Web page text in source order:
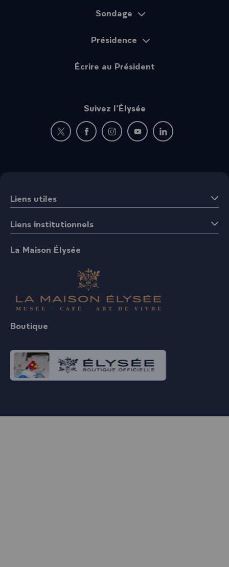
Sondage
Présidence
Écrire au Président
Suivez l’Élysée
Nouvelle fenêtre : rejoignez-nous sur Twitter
Nouvelle fenêtre : rejoignez-nous sur
Nouvelle fenêtre : rejoignez-nous
Nouvelle fenêtre :
Nouvelle fenêtre :
Liens utiles
Liens institutionnels
La Maison Élysée
Boutique